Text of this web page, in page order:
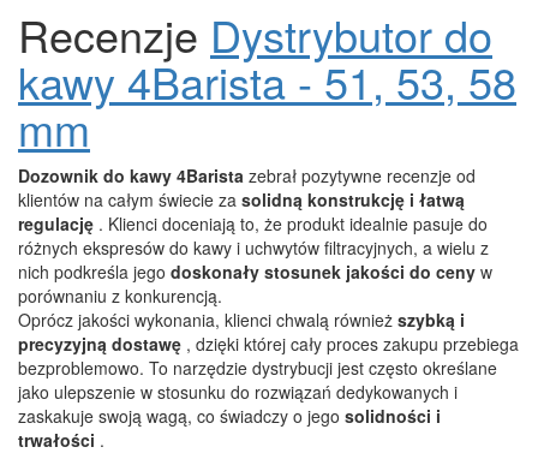
Recenzje Dystrybutor do
kawy 4Barista - 51, 53, 58
mm
Dozownik do kawy 4Barista zebrał pozytywne recenzje od
klientów na całym świecie za solidną konstrukcję i łatwą
regulację . Klienci doceniają to, że produkt idealnie pasuje do
różnych ekspresów do kawy i uchwytów filtracyjnych, a wielu z
nich podkreśla jego doskonały stosunek jakości do ceny w
porównaniu z konkurencją.
Oprócz jakości wykonania, klienci chwalą również szybką i
precyzyjną dostawę , dzięki której cały proces zakupu przebiega
bezproblemowo. To narzędzie dystrybucji jest często określane
jako ulepszenie w stosunku do rozwiązań dedykowanych i
zaskakuje swoją wagą, co świadczy o jego solidności i
trwałości .